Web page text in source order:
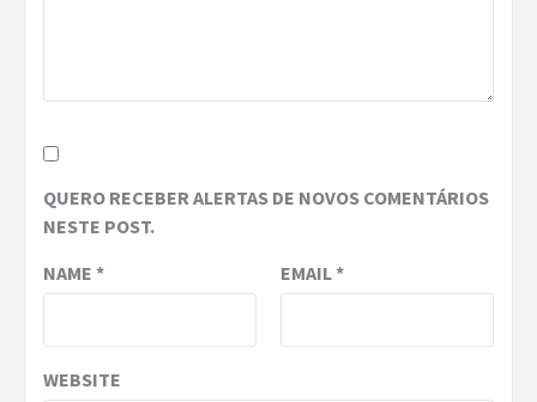
QUERO RECEBER ALERTAS DE NOVOS COMENTÁRIOS
NESTE POST.
NAME * EMAIL*
WEBSITE